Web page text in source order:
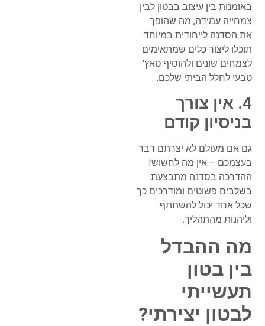
באומנות בין עיצוב בבטון לבין
צמחייה עמידה, מה שהופך
את הסדנה לייחודית במיוחד.
תוכלו ליצור כלים שמתאימים
לצמחים שונים ולהוסיף טאץ'
טבעי לחלל הביתי שלכם.
4. אין צורך
בניסיון קודם
גם אם מעולם לא יצרתם דבר
בעצמכם – אין מה לחשוש!
ההדרכה בסדנה מתבצעת
בשלבים פשוטים ומודרכים כך
שכל אחד יכול להשתתף
וליהנות מהתהליך.
מה ההבדל
בין בטון
תעשייתי
לבטון יצירתי?